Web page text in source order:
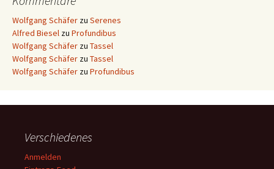
Wolfgang Schäfer zu Serenes
Alfred Biesel zu Profundibus
Wolfgang Schäfer zu Tassel
Wolfgang Schäfer zu Tassel
Wolfgang Schäfer zu Profundibus
Verschiedenes
Anmelden